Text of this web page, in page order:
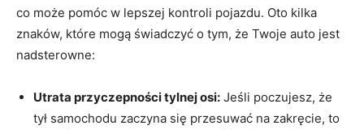
co ⁢może ‌pomóc​ w ‌lepszej kontroli pojazdu. Oto kilka
znaków, które mogą świadczyć o tym, że Twoje⁣ auto⁤ jest
nadsterowne:
Utrata ⁤przyczepności tylnej osi: Jeśli poczujesz, że
tył ⁢samochodu zaczyna ​się ‌przesuwać na zakręcie, to‌